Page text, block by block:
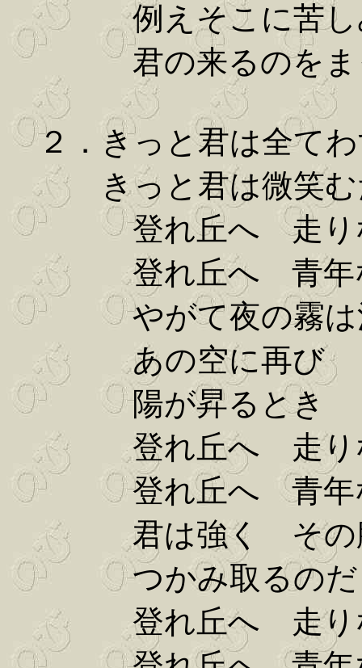
例えそこに苦し
君の来るのをまっ
２．きっと君は全て
きっと君は微笑む
登れ丘へ 走り
登れ丘へ 青年
やがて夜の霧は
あの空に再び
陽が昇るとき
登れ丘へ 走り
登れ丘へ 青年
君は強く その
つかみ取るのだ
登れ丘へ 走り